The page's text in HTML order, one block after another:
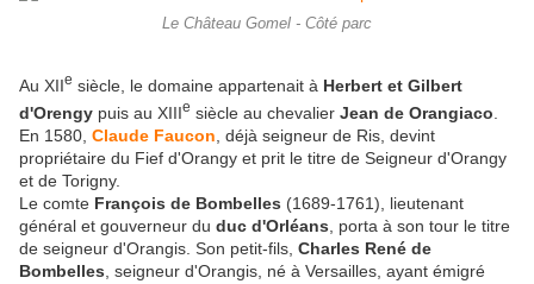
Le Château Gomel - Côté parc
Au XIIe siècle, le domaine appartenait à Herbert et Gilbert
d'Orengy puis au XIIIe siècle au chevalier Jean de Orangiaco
En 1580, Claude Faucon , déjà seigneur de Ris, devint
propriétaire du Fief d'Orangy et prit le titre de Seigneur d'Orangy
et de Torigny.
Le comte François de Bombelles (1689-1761), lieutenant
général et gouverneur du duc d'Orléans , porta à son tour le titre
de seigneur d'Orangis. Son petit-fils, Charles René de
Bombelles , seigneur d'Orangis, né à Versailles, ayant émigré